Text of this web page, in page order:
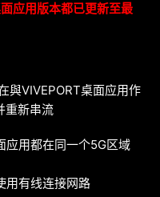
应用版本都已更新至最
與VIVEPORT桌面应用作
重新串流
应用都在同一个5G区域
用有线连接网路